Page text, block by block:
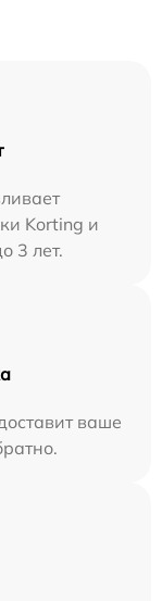
Korting и
3 лет.
ваше